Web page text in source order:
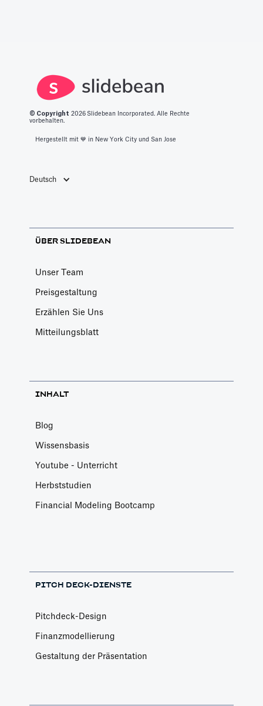
© Copyright 2026 Slidebean Incorporated. Alle Rechte
vorbehalten.
Hergestellt mit 💙️ in New York City und San Jose
Deutsch
ÜBER SLIDEBEAN
Unser Team
Preisgestaltung
Erzählen Sie Uns
Mitteilungsblatt
INHALT
Blog
Wissensbasis
Youtube - Unterricht
Herbststudien
Financial Modeling Bootcamp
PITCH DECK-DIENSTE
Pitchdeck-Design
Finanzmodellierung
Gestaltung der Präsentation